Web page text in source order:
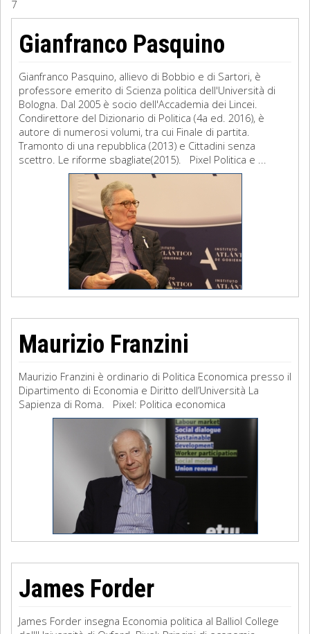
Filosofia
Storia
Matematica
Diritto
7
Gianfranco Pasquino
Gianfranco Pasquino, allievo di Bobbio e di Sartori, è
professore emerito di Scienza politica dell'Università di
Bologna. Dal 2005 è socio dell'Accademia dei Lincei.
Condirettore del Dizionario di Politica (4a ed. 2016), è
autore di numerosi volumi, tra cui Finale di partita.
Tramonto di una repubblica (2013) e Cittadini senza
scettro. Le riforme sbagliate(2015). Pixel Politica e ...
Maurizio Franzini
Maurizio Franzini è ordinario di Politica Economica presso il
Dipartimento di Economia e Diritto dell’Università La
Sapienza di Roma. Pixel: Politica economica
James Forder
James Forder insegna Economia politica al Balliol College